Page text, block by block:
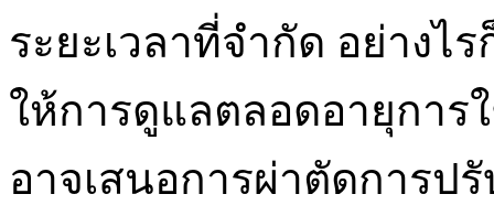
ระยะเวลาที่จำกัด อย่างไ
ให้การดูแลตลอดอายุการ
อาจเสนอการผ่าตัดการป